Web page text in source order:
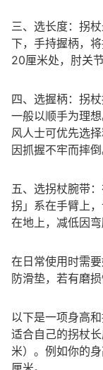
三、选长度：拐
下，手持握柄，
20厘米处，肘关
四、选握柄：拐
一般以顺手为理
风人士可优先选
因抓握不牢而摔倒
五、选拐杖腕带
拐」系在手臂上
在地上，减低因
在日常使用时需
防滑垫，若有磨
以下是一项身高
适合自己的拐杖
米）。例如你的